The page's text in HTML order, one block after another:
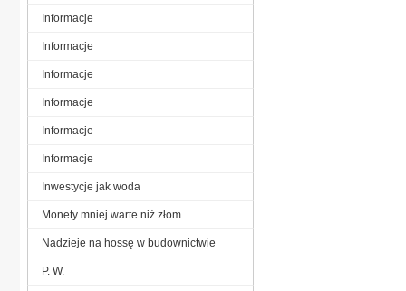
Informacje
Informacje
Informacje
Informacje
Informacje
Informacje
Inwestycje jak woda
Monety mniej warte niż złom
Nadzieje na hossę w budownictwie
P. W.